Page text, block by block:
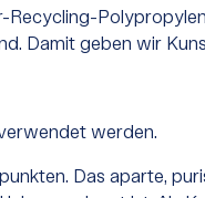
Damit geben wir
werden.
Das aparte,